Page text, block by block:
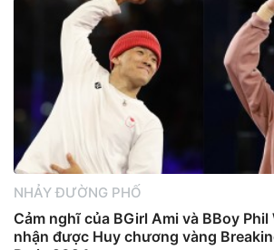
NHẢY ĐƯỜNG PHỐ
Cảm nghĩ của BGirl Ami và BBoy
nhận được Huy chương vàng